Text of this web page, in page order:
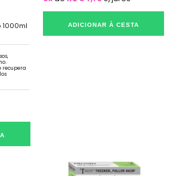
1000ml
recupera
intenso.
ADICIONAR À CESTA